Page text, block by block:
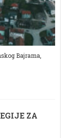
Bajrama,
ZA